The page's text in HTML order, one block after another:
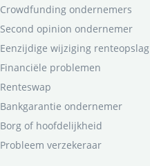
Crowdfunding ondernemers
Second opinion ondernemer
Eenzijdige wijziging renteopslag
Financiële problemen
Renteswap
Bankgarantie ondernemer
Borg of hoofdelijkheid
Probleem verzekeraar